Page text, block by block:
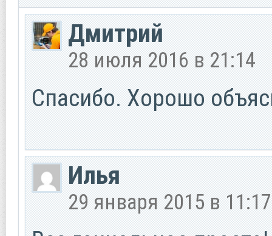
Дмитрий
28 июля 2016 в 21:14
Спасибо. Хорошо
Илья
29 января 2015 в 11:17